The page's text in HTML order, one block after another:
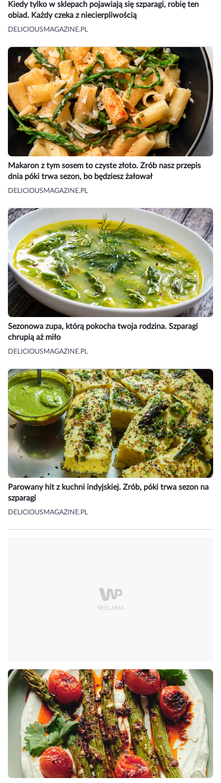
Kiedy tylko w sklepach pojawiają się szparagi, robię ten
obiad. Każdy czeka z niecierpliwością
DELICIOUSMAGAZINE.PL
Makaron z tym sosem to czyste złoto. Zrób nasz przepis
dnia póki trwa sezon, bo będziesz żałował
DELICIOUSMAGAZINE.PL
Sezonowa zupa, którą pokocha twoja rodzina. Szparagi
chrupią aż miło
DELICIOUSMAGAZINE.PL
Parowany hit z kuchni indyjskiej. Zrób, póki trwa sezon na
szparagi
DELICIOUSMAGAZINE.PL